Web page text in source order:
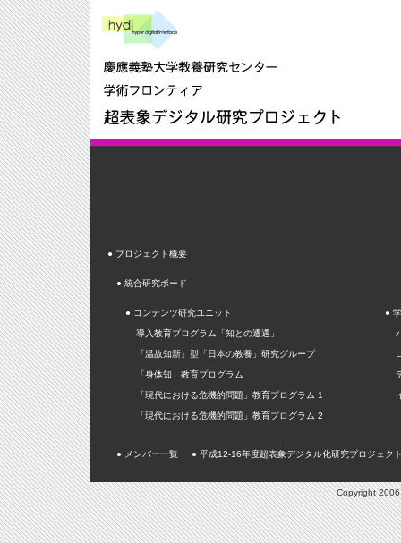
● プロジェクト概要
● 統合研究ボード
● コンテンツ研究ユニット
導入教育プログラム「知との遭遇」
「温故知新」型「日本の教養」研究グループ
「身体知」教育プログラム
「現代における危機的問題」教育プログラム 1
「現代における危機的問題」教育プログラム 2
●
● メンバー一覧 ● 平成12-16年度超表象デジタル化研究プロジェク
Copyright